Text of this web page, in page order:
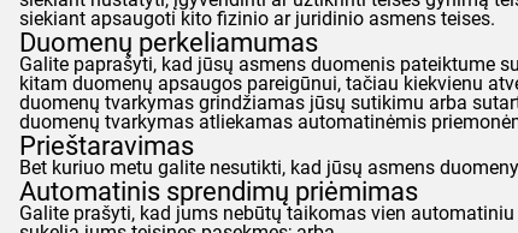
siekiant apsaugoti kito fizinio ar juridinio asmens teises.
Duomenų perkeliamumas
Galite paprašyti, kad jūsų asmens duomenis pateiktume
kitam duomenų apsaugos pareigūnui, tačiau kiekvienu
duomenų tvarkymas grindžiamas jūsų sutikimu arba
duomenų tvarkymas atliekamas automatinėmis
Prieštaravimas
Bet kuriuo metu galite nesutikti, kad jūsų asmens
Automatinis sprendimų priėmimas
Galite prašyti, kad jums nebūtų taikomas vien